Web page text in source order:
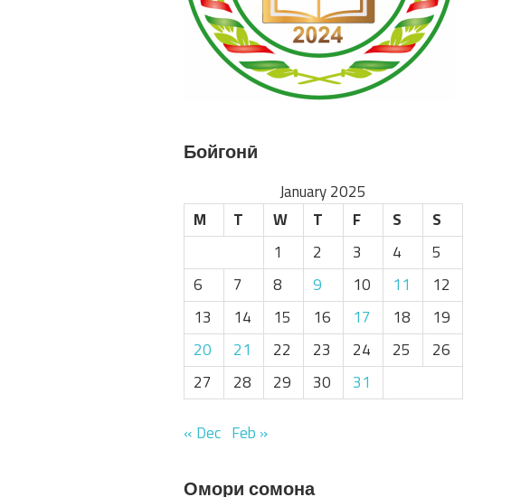
Бойгонӣ
January 2025
M
T W T F S
S
1
2 3 4
5
6
7 8 9 10 11
12
13
14 15 16 17 18
19
20
21 22 23 24 25
26
27
28 29 30 31
« Dec Feb »
Омори сомона